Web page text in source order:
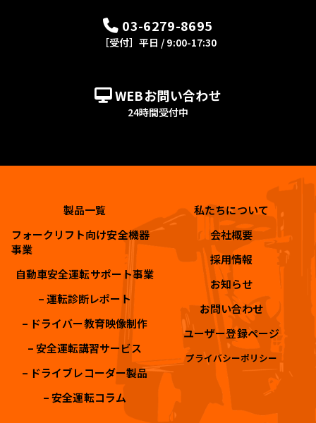
03-6279-8695
［受付］平日 / 9:00-17:30
WEBお問い合わせ
24時間受付中
製品一覧
フォークリフト向け安全機器
事業
自動車安全運転サポート事業
– 運転診断レポート
– ドライバー教育映像制作
– 安全運転講習サービス
– ドライブレコーダー製品
– 安全運転コラム
私たちについて
会社概要
採用情報
お知らせ
お問い合わせ
ユーザー登録ページ
プライバシーポリシー